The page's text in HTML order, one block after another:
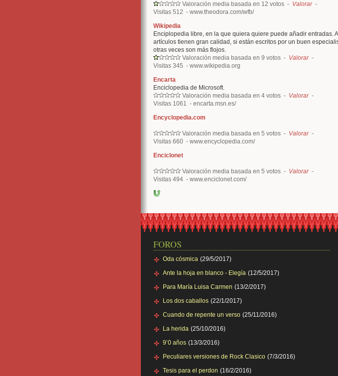
Valoración media basada en 12 votos - Valorar-
Visitas 512 - www.theodora.com/wfb/
Wikipedia
Enciplopedia libre, en la que quiera quiere puede añadir entradas.
artículos tienen gran calidad, si están escritos por un buen
otras veces son más flojos.
Valoración media basada en 9 votos - Valorar-
Visitas 345 - www.wikipedia.org
Encarta
Enciclopedia de Microsoft.
Valoración media basada en 4 votos - Valorar-
Visitas 1061 - encarta.msn.es/
Encyclopedia.com
Valoración media basada en 5 votos - Valorar-
Visitas 660 - www.encyclopedia.com/
Enciclonet
Valoración media basada en 5 votos - Valorar-
Visitas 494 - www.enciclonet.com/
FOROS
Oda cósmica (29/5/2017)
Ante la hoja en blanco - Elegía (12/5/2017)
Para María Luisa Carmen (13/2/2017)
Los dos caballos (22/1/2017)
Cuando de repente un verso (25/11/2016)
La herida (25/10/2016)
9’0 años (13/3/2016)
Peculiares versiones de Rock Clasico (7/3/2016)
Tesis para el perdon (16/2/2016)